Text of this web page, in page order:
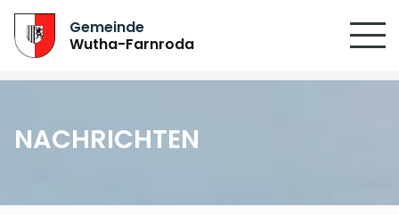
Gemeinde
Wutha-Farnroda
NACHRICHTEN